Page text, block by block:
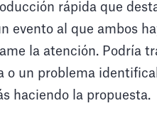
rápida que
evento al que ambos
la atención. Podría
o un problema
haciendo la propuesta.